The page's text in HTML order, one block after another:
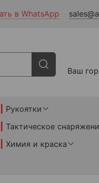
в WhatsApp
Ваш
Рукоятки
Тактическое
Химия и краска